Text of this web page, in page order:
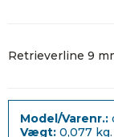
Retrieverline 9
Model/Varenr.:
Vægt: 0,077 kg.